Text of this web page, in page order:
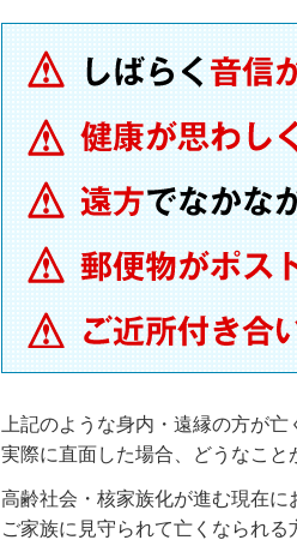
上記のような身内・遠縁の方が亡
実際に直面した場合、どうなこと
高齢社会・核家族化が進む現在
ご家族に見守られて亡くなられる